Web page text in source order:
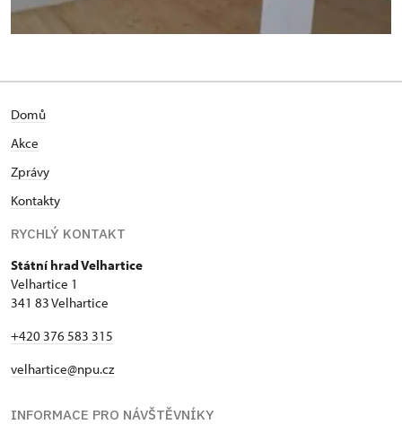
Domů
Akce
Zprávy
Kontakty
RYCHLÝ KONTAKT
Státní hrad Velhartice
Velhartice 1
341 83 Velhartice
+420 376 583 315
velhartice@npu.cz
INFORMACE PRO NÁVŠTĚVNÍKY